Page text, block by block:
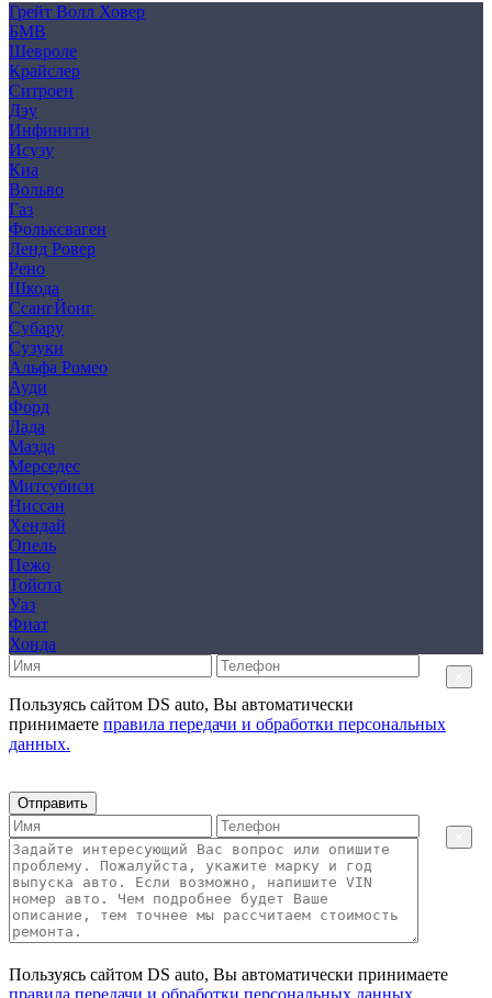
Грейт Волл Ховер
БМВ
Шевроле
Крайслер
Ситроен
Дэу
Инфинити
Исузу
Киа
Вольво
Газ
Фольксваген
Ленд Ровер
Рено
Шкода
СсангЙонг
Субару
Сузуки
Альфа Ромео
Ауди
Форд
Лада
Мазда
Мерседес
Митсубиси
Ниссан
Хендай
Опель
Пежо
Тойота
Уаз
Фиат
Хонда
Пользуясь сайтом DS auto, Вы автоматически
принимаете правила передачи и обработки персональных
данных.
Отправить
Пользуясь сайтом DS auto, Вы автоматически принимаете
правила передачи и обработки персональных данных.